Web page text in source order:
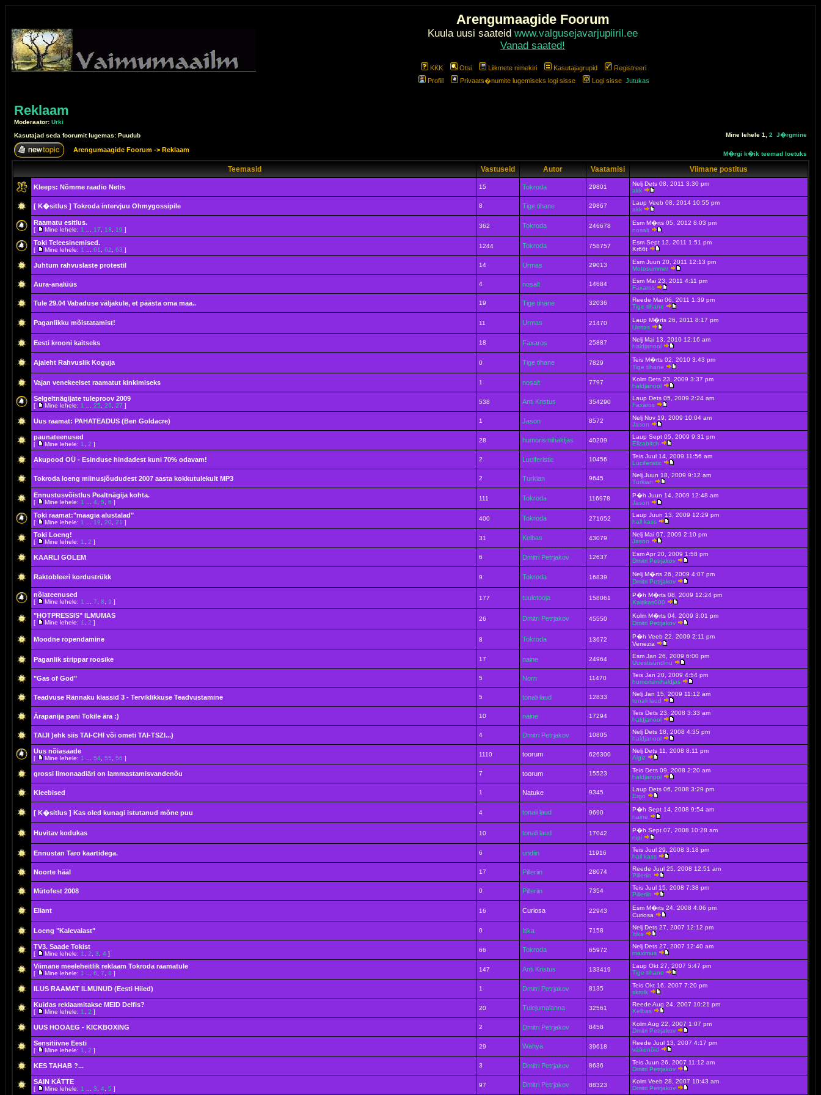
Arengumaagide Foorum
Kuula uusi saateid www.valgusejavarjupiiril.ee
Vanad saated!
KKK Otsi Liikmete nimekiri Kasutajagrupid
Registreeri
Profiil
Privaats�numite lugemiseks logi sisse Logi sisse Jutukas
Reklaam
Moderaator: Urki
Kasutajad seda foorumit lugemas: Puudub
Mine lehele 1 2 J�rgmine
Arengumaagide Foorum -> Reklaam
M�rgi k�ik teemad loetuks
Teemasid Vastuseid Autor Vaatamisi Viimane postitus
Kleeps: Nõmme raadio Netis 15 Tokroda 29801
Nelj Dets 08, 2011 3:30 pm
akk
[ K�sitlus ] Tokroda intervjuu Ohmygossipile 8 Tige tihane 29867
Laup Veeb 08, 2014 10:55 pm
akk
Raamatu esitlus.
[ Mine lehele: 1 17 18 19 ]
362 Tokroda 246678
Esm M�rts 05, 2012 8:03 pm
nosalt
Toki Teleesinemised.
[ Mine lehele: 1 61 62 63 ]
1244 Tokroda 758757
Esm Sept 12, 2011 1:51 pm
Kr66t
Juhtum rahvuslaste protestil 14 Urmas 29013
Esm Juun 20, 2011 12:13 pm
Motosummer
Aura-analüüs 4 nosalt 14684
Esm Mai 23, 2011 4:11 pm
Faxaros
Tule 29.04 Vabaduse väljakule, et päästa oma maa.. 19 Tige tihane 32036
Reede Mai 06, 2011 1:39 pm
Tige tihane
Paganlikku mõistatamist! 11 Urmas 21470
Laup M�rts 26, 2011 8:17 pm
Urmas
Eesti krooni kaitseks 18 Faxaros 25887
Nelj Mai 13, 2010 12:16 am
haldjanool
Ajaleht Rahvuslik Koguja 0 Tige tihane 7829
Teis M�rts 02, 2010 3:43 pm
Tige tihane
Vajan venekeelset raamatut kinkimiseks 1 nosalt 7797
Kolm Dets 23, 2009 3:37 pm
haldjanool
Selgeltnägijate tuleproov 2009
[ Mine lehele: 1 25 26 27 ]
538 Anti Kristus 354290
Laup Dets 05, 2009 2:24 am
Faxaros
Uus raamat: PAHATEADUS (Ben Goldacre) 1 Jason 8572
Nelj Nov 19, 2009 10:04 am
Jason
paunateenused
[ Mine lehele: 1 2 ]
28 humorismihaldjas 40209
Laup Sept 05, 2009 9:31 pm
Elizabitch
Akupood OÜ - Esinduse hindadest kuni 70% odavam! 2 Luciferistic 10456
Teis Juul 14, 2009 11:56 am
Luciferistic
Tokroda loeng miinusjõududest 2007 aasta kokkutulekult MP3 2 Turkian 9645
Nelj Juun 18, 2009 9:12 am
Turkian
Ennustusvõistlus Pealtnägija kohta.
[ Mine lehele: 1 4 5 6 ]
111 Tokroda 116978
P�h Juun 14, 2009 12:48 am
Jason
Toki raamat:"maagia alustalad"
[ Mine lehele: 1 19 20 21 ]
400 Tokroda 271652
Laup Juun 13, 2009 12:29 pm
hall kass
Toki Loeng!
[ Mine lehele: 1 2 ]
31 Kelbas 43079
Nelj Mai 07, 2009 2:10 pm
Jason
KAARLI GOLEM 6 Dmitri Petrjakov 12637
Esm Apr 20, 2009 1:58 pm
Dmitri Petrjakov
Raktobleeri kordustrükk 9 Tokroda 16839
Nelj M�rts 26, 2009 4:07 pm
Dmitri Petrjakov
nõiateenused
[ Mine lehele: 1 7 8 9 ]
177 tuuletooja 158061
P�h M�rts 08, 2009 12:24 pm
Kairikas000
"HOTPRESSIS" ILMUMAS
[ Mine lehele: 1 2 ]
26 Dmitri Petrjakov 45550
Kolm M�rts 04, 2009 3:01 pm
Dmitri Petrjakov
Moodne ropendamine 8 Tokroda 13672
P�h Veeb 22, 2009 2:11 pm
Venezia
Paganlik strippar roosike 17 naine 24964
Esm Jan 26, 2009 6:00 pm
Uuestisündinu
"Gas of God" 5 Norn 11470
Teis Jan 20, 2009 4:54 pm
humorismihaldjas
Teadvuse Rännaku klassid 3 - Terviklikkuse Teadvustamine 5 tonali laud 12833
Nelj Jan 15, 2009 11:12 am
tonali laud
Ärapanija pani Tokile ära :) 10 naine 17294
Teis Dets 23, 2008 3:33 am
haldjanool
TAIJI )ehk siis TAI-CHI või ometi TAI-TSZI...) 4 Dmitri Petrjakov 10805
Nelj Dets 18, 2008 4:35 pm
haldjanool
Uus nõiasaade
[ Mine lehele: 1 54 55 56 ]
1110 toorum 626300
Nelj Dets 11, 2008 8:11 pm
Algiz
grossi limonaadiäri on lammastamisvandenõu 7 toorum 15523
Teis Dets 09, 2008 2:20 am
haldjanool
Kleebised 1 Natuke 9345
Laup Dets 06, 2008 3:29 pm
Ergo
[ K�sitlus ] Kas oled kunagi istutanud mõne puu 4 tonali laud 9690
P�h Sept 14, 2008 9:54 am
naine
Huvitav kodukas 10 tonali laud 17042
P�h Sept 07, 2008 10:28 am
nipi
Ennustan Taro kaartidega. 6 undiin 11916
Teis Juul 29, 2008 3:18 pm
hall kass
Noorte hääl 17 Pilleriin 28074
Reede Juul 25, 2008 12:51 am
Pilleriin
Mütofest 2008 0 Pilleriin 7354
Teis Juul 15, 2008 7:38 pm
Pilleriin
Eliant 16 Curiosa 22943
Esm M�rts 24, 2008 4:06 pm
Curiosa
Loeng "Kalevalast" 0 Itika 7158
Nelj Dets 27, 2007 12:12 pm
Itika
TV3. Saade Tokist
[ Mine lehele: 1 2 3 4 ]
66 Tokroda 65972
Nelj Dets 27, 2007 12:40 am
maximus
Viimane meeleheitlik reklaam Tokroda raamatule
[ Mine lehele: 1 6 7 8 ]
147 Anti Kristus 133419
Laup Okt 27, 2007 5:47 pm
Tige tihane
ILUS RAAMAT ILMUNUD (Eesti Hiied) 1 Dmitri Petrjakov 8135
Teis Okt 16, 2007 7:20 pm
skrolk
Kuidas reklaamitakse MEID Delfis?
[ Mine lehele: 1 2 ]
20 Tulejumalanna 32561
Reede Aug 24, 2007 10:21 pm
Kelbas
UUS HOOAEG - KICKBOXING 2 Dmitri Petrjakov 8458
Kolm Aug 22, 2007 1:07 pm
Dmitri Petrjakov
Sensitiivne Eesti
[ Mine lehele: 1 2 ]
29 Wahya 39618
Reede Juul 13, 2007 4:17 pm
väikenõid
KES TAHAB ?... 3 Dmitri Petrjakov 8636
Teis Juun 26, 2007 11:12 am
Dmitri Petrjakov
SAIN KÄTTE
[ Mine lehele: 1 3 4 5 ]
97 Dmitri Petrjakov 88323
Kolm Veeb 28, 2007 10:43 am
Dmitri Petrjakov